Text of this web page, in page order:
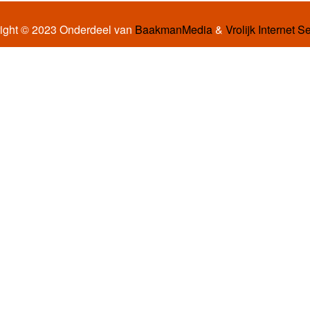
© 2023 Onderdeel van BaakmanMedia& Vrolijk Internet